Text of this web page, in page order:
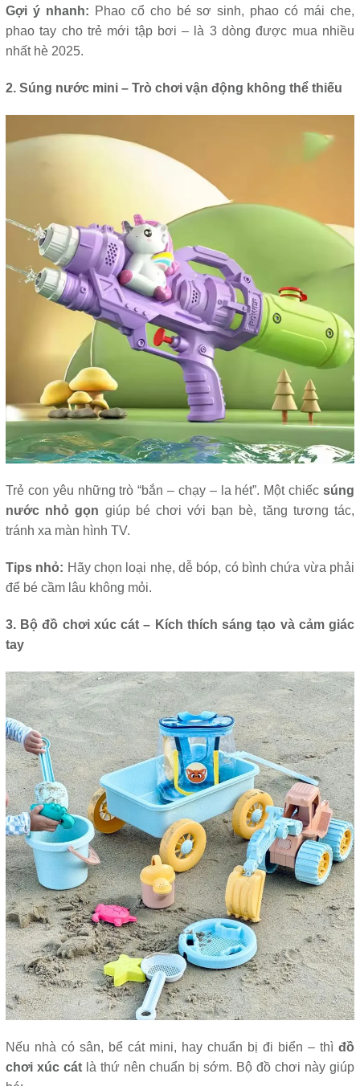
Gợi ý nhanh: Phao cổ cho bé sơ sinh, phao có mái che,
phao tay cho trẻ mới tập bơi – là 3 dòng được mua nhiều
nhất hè 2025.
2. Súng nước mini – Trò chơi vận động không thể thiếu
Trẻ con yêu những trò “bắn – chạy – la hét”. Một chiếc súng
nước nhỏ gọn giúp bé chơi với bạn bè, tăng tương tác,
tránh xa màn hình TV.
Tips nhỏ: Hãy chọn loại nhẹ, dễ bóp, có bình chứa vừa phải
để bé cầm lâu không mỏi.
3. Bộ đồ chơi xúc cát – Kích thích sáng tạo và cảm giác
tay
Nếu nhà có sân, bể cát mini, hay chuẩn bị đi biển – thì đồ
chơi xúc cát là thứ nên chuẩn bị sớm. Bộ đồ chơi này giúp